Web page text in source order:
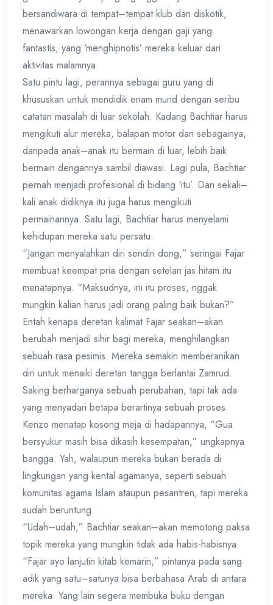
bersandiwara di tempat–tempat klub dan diskotik,
menawarkan lowongan kerja dengan gaji yang
fantastis, yang ‘menghipnotis’ mereka keluar dari
aktivitas malamnya.
Satu pintu lagi, perannya sebagai guru yang di
khususkan untuk mendidik enam murid dengan seribu
catatan masalah di luar sekolah. Kadang Bachtiar harus
mengikuti alur mereka, balapan motor dan sebagainya,
daripada anak–anak itu bermain di luar, lebih baik
bermain dengannya sambil diawasi. Lagi pula, Bachtiar
pernah menjadi profesional di bidang ‘itu’. Dan sekali–
kali anak didiknya itu juga harus mengikuti
permainannya. Satu lagi, Bachtiar harus menyelami
kehidupan mereka satu persatu.
“Jangan menyalahkan diri sendiri dong,” seringai Fajar
membuat keempat pria dengan setelan jas hitam itu
menatapnya. “Maksudnya, ini itu proses, nggak
mungkin kalian harus jadi orang paling baik bukan?”
Entah kenapa deretan kalimat Fajar seakan–akan
berubah menjadi sihir bagi mereka, menghilangkan
sebuah rasa pesimis. Mereka semakin memberanikan
diri untuk menaiki deretan tangga berlantai Zamrud.
Saking berharganya sebuah perubahan, tapi tak ada
yang menyadari betapa berartinya sebuah proses.
Kenzo menatap kosong meja di hadapannya, “Gua
bersyukur masih bisa dikasih kesempatan,” ungkapnya
bangga. Yah, walaupun mereka bukan berada di
lingkungan yang kental agamanya, seperti sebuah
komunitas agama Islam ataupun pesantren, tapi mereka
sudah beruntung.
“Udah–udah,” Bachtiar seakan–akan memotong paksa
topik mereka yang mungkin tidak ada habis-habisnya.
“Fajar ayo lanjutin kitab kemarin,” pintanya pada sang
adik yang satu–satunya bisa berbahasa Arab di antara
mereka. Yang lain segera membuka buku dengan